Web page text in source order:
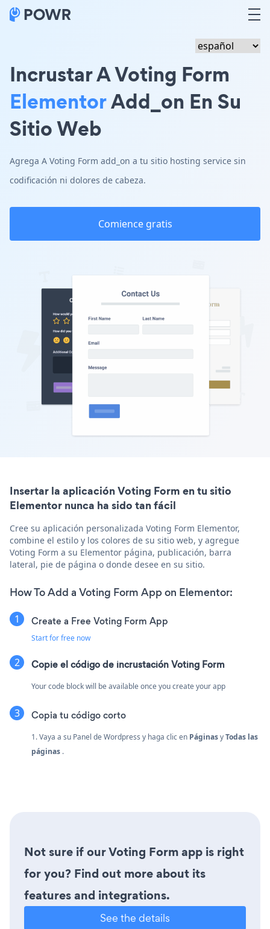
Incrustar A Voting Form
ElementorAdd_on En Su
Sitio Web
Agrega A Voting Form add_on a tu sitio hosting service sin
codificación ni dolores de cabeza.
Comience gratis
Insertar la aplicación Voting Form en tu sitio
Elementor nunca ha sido tan fácil
Cree su aplicación personalizada Voting Form Elementor,
combine el estilo y los colores de su sitio web, y agregue
Voting Form a su Elementor página, publicación, barra
lateral, pie de página o donde desee en su sitio.
How To Add a Voting Form App on Elementor:
Create a Free Voting Form App
Start for free now
Copie el código de incrustación Voting Form
Your code block will be available once you create your app
Copia tu código corto
1. Vaya a su Panel de Wordpress y haga clic en PáginasyTodas las
páginas .
Not sure if our Voting Form app is right
for you? Find out more about its
features and integrations.
See the details